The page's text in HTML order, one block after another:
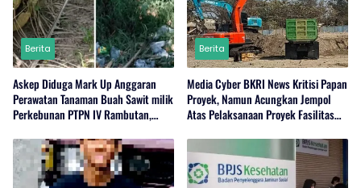
Berita
Askep Diduga Mark Up Anggaran
Perawatan Tanaman Buah Sawit milik
Perkebunan PTPN IV Rambutan,
Berita
Media Cyber BKRI News Kritisi Papan
Proyek, Namun Acungkan Jempol
Atas Pelaksanaan Proyek Fasilitas